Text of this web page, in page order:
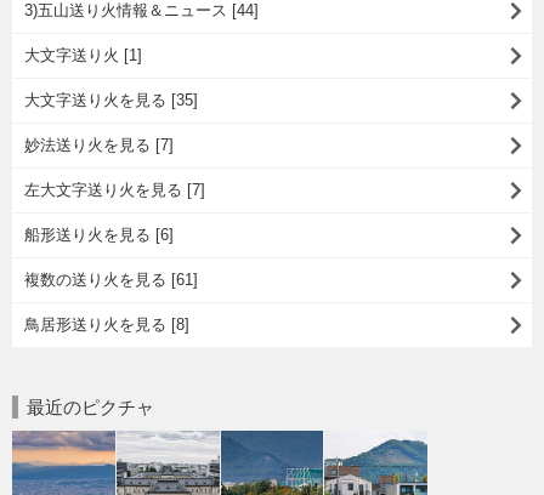
3)五山送り火情報＆ニュース [44]
大文字送り火 [1]
大文字送り火を見る [35]
妙法送り火を見る [7]
左大文字送り火を見る [7]
船形送り火を見る [6]
複数の送り火を見る [61]
鳥居形送り火を見る [8]
最近のピクチャ